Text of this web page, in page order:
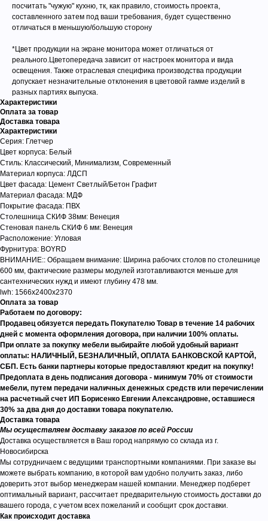
посчитать "чужую" кухню, тк, как правило, стоимость проекта,
составленного затем под ваши требования, будет существенно
отличаться в меньшую/большую сторону
*Цвет продукции на экране монитора может отличаться от
реального.Цветопередача зависит от настроек монитора и вида
освещения. Также отраслевая специфика производства продукции
допускает незначительные отклонения в цветовой гамме изделий в
разных партиях выпуска.
Характеристики
Оплата за товар
Доставка товара
Характеристики
Серия: Глетчер
Цвет корпуса: Белый
Стиль: Классический, Минимализм, Современный
Материал корпуса: ЛДСП
Цвет фасада: Цемент Светлый/Бетон Графит
Материал фасада: МДФ
Покрытие фасада: ПВХ
Столешница СКИФ 38мм: Венеция
Стеновая панель СКИФ 6 мм: Венеция
Расположение: Угловая
Фурнитура: BOYRD
ВНИМАНИЕ:: Обращаем внимание: Ширина рабочих столов по столешнице
600 мм, фактические размеры модулей изготавливаются меньше для
сантехнических нужд и имеют глубину 478 мм.
lwh: 1566x2400x2370
Оплата за товар
Работаем по договору:
Продавец обязуется передать Покупателю Товар в течение 14 рабочих
дней с момента оформления договора, при наличии 100% оплаты.
При оплате за покупку мебели выбирайте любой удобный вариант
оплаты: НАЛИЧНЫЙ, БЕЗНАЛИЧНЫЙ, ОПЛАТА БАНКОВСКОЙ КАРТОЙ,
СБП. Есть банки партнеры которые предоставляют кредит на покупку!
Предоплата в день подписания договора - минимум 70% от стоимости
мебели, путем передачи наличных денежных средств или перечислении
на расчетный счет ИП Борисенко Евгении Александровне, оставшиеся
30% за два дня до доставки товара покупателю.
Доставка товара
Мы осуществляем доставку заказов по всей России
Доставка осуществляется в Ваш город напрямую со склада из г.
Новосибирска
Мы сотрудничаем с ведущими транспортными компаниями. При заказе вы
можете выбрать компанию, в которой вам удобно получить заказ, либо
доверить этот выбор менеджерам нашей компании. Менеджер подберет
оптимальный вариант, рассчитает предварительную стоимость доставки до
вашего города, с учетом всех пожеланий и сообщит срок доставки.
Как происходит доставка